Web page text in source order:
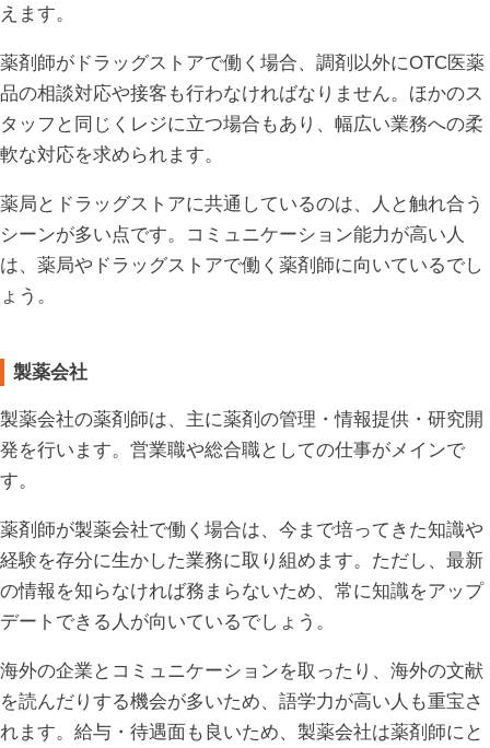
えます。
薬剤師がドラッグストアで働く場合、調剤以外にOTC医薬
品の相談対応や接客も行わなければなりません。ほかのス
タッフと同じくレジに立つ場合もあり、幅広い業務への柔
軟な対応を求められます。
薬局とドラッグストアに共通しているのは、人と触れ合う
シーンが多い点です。コミュニケーション能力が高い人
は、薬局やドラッグストアで働く薬剤師に向いているでし
ょう。
製薬会社
製薬会社の薬剤師は、主に薬剤の管理・情報提供・研究開
発を行います。営業職や総合職としての仕事がメインで
す。
薬剤師が製薬会社で働く場合は、今まで培ってきた知識や
経験を存分に生かした業務に取り組めます。ただし、最新
の情報を知らなければ務まらないため、常に知識をアップ
デートできる人が向いているでしょう。
海外の企業とコミュニケーションを取ったり、海外の文献
を読んだりする機会が多いため、語学力が高い人も重宝さ
れます。給与・待遇面も良いため、製薬会社は薬剤師にと